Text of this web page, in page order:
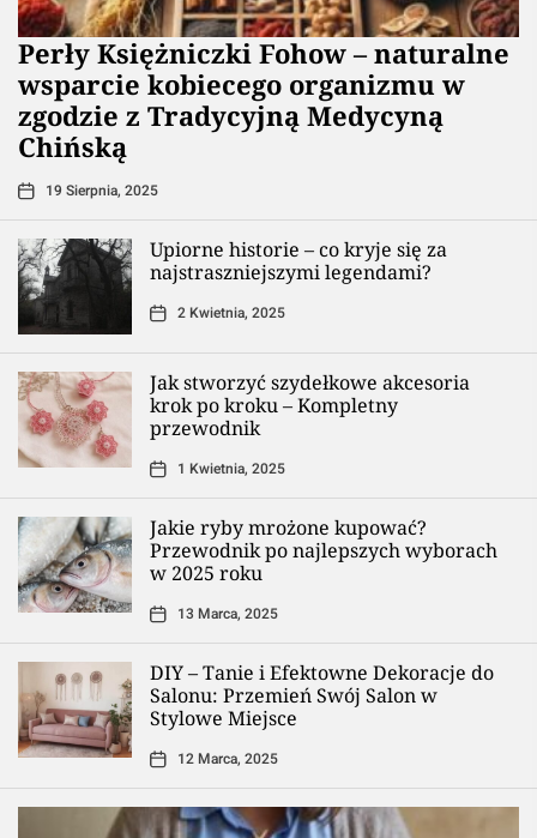
Perły Księżniczki Fohow – naturalne
wsparcie kobiecego organizmu w
zgodzie z Tradycyjną Medycyną
Chińską
19 Sierpnia, 2025
Upiorne historie – co kryje się za
najstraszniejszymi legendami?
2 Kwietnia, 2025
Jak stworzyć szydełkowe akcesoria
krok po kroku – Kompletny
przewodnik
1 Kwietnia, 2025
Jakie ryby mrożone kupować?
Przewodnik po najlepszych wyborach
w 2025 roku
13 Marca, 2025
DIY – Tanie i Efektowne Dekoracje do
Salonu: Przemień Swój Salon w
Stylowe Miejsce
12 Marca, 2025